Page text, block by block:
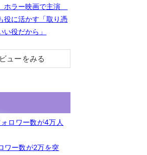
ホラー映画で主演
役に活かす「取り憑
い役だから」
ューをみる
ロワー数が4万人
ー数が2万を突